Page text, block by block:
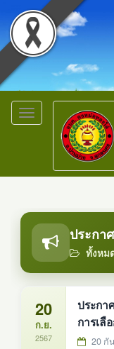
Toggle
navigation
ประกา
ทั้งหม
20
ก.ย.
2567
ประกา
การเลื
ส่วนตำบล อำเภอบ้าน
20 กั